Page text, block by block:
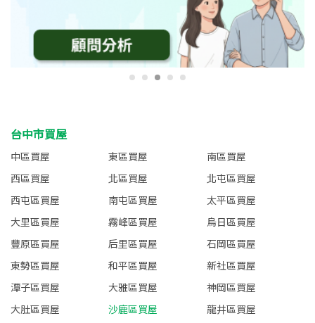
台中市買屋
中區買屋 東區買屋
南區買屋
西區買屋
北區買屋
北屯區買屋
西屯區買屋
南屯區買屋
太平區買屋
大里區買屋
霧峰區買屋
烏日區買屋
豐原區買屋
后里區買屋
石岡區買屋
東勢區買屋
和平區買屋
新社區買屋
潭子區買屋
大雅區買屋
神岡區買屋
大肚區買屋
沙鹿區買屋
龍井區買屋